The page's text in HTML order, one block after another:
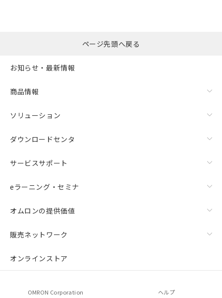
ページ先頭へ戻る
お知らせ・最新情報
商品情報
ソリューション
ダウンロードセンタ
サービスサポート
eラーニング・セミナ
オムロンの提供価値
販売ネットワーク
オンラインストア
OMRON Corporation ヘルプ